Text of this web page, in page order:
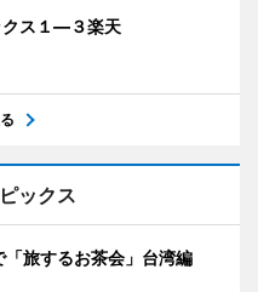
クス１―３楽天
ックス
「旅するお茶会」台湾編